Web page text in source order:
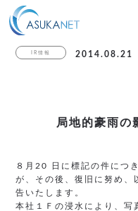
IR情報 2014.08.21
局地的豪雨の
８月20 日に標記の件につ
が、その後、復旧に努め、
告いたします。
本社１Ｆの浸水により、写